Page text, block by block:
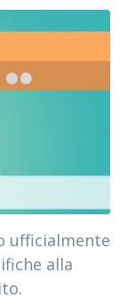
ufficialmente
alla